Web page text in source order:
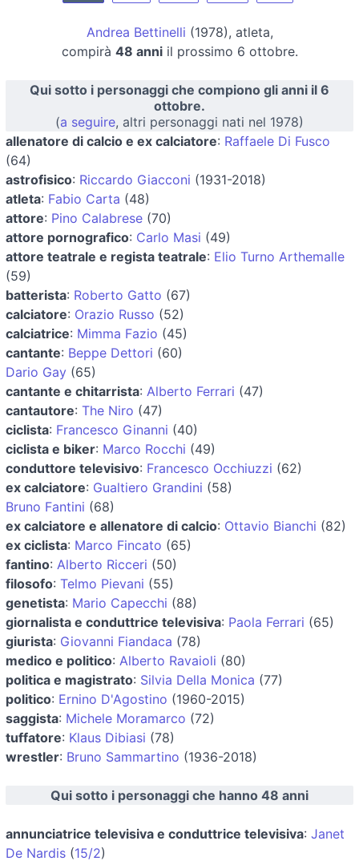
Andrea Bettinelli (1978), atleta,
compirà 48 anniil prossimo 6 ottobre.
Qui sotto i personaggi che compiono gli anni il 6
ottobre.
(a seguire, altri personaggi nati nel 1978)
allenatore di calcio e ex calciatore: Raffaele Di Fusco
(64)
astrofisico: Riccardo Giacconi (1931-2018)
atleta: Fabio Carta (48)
attore: Pino Calabrese (70)
attore pornografico: Carlo Masi (49)
attore teatrale e regista teatrale: Elio Turno Arthemalle
(59)
batterista: Roberto Gatto (67)
calciatore: Orazio Russo (52)
calciatrice: Mimma Fazio (45)
cantante: Beppe Dettori (60)
Dario Gay (65)
cantante e chitarrista: Alberto Ferrari (47)
cantautore: The Niro (47)
ciclista: Francesco Ginanni (40)
ciclista e biker: Marco Rocchi (49)
conduttore televisivo: Francesco Occhiuzzi (62)
ex calciatore: Gualtiero Grandini (58)
Bruno Fantini (68)
ex calciatore e allenatore di calcio: Ottavio Bianchi (82)
ex ciclista: Marco Fincato (65)
fantino: Alberto Ricceri (50)
filosofo: Telmo Pievani (55)
genetista: Mario Capecchi (88)
giornalista e conduttrice televisiva: Paola Ferrari (65)
giurista: Giovanni Fiandaca (78)
medico e politico: Alberto Ravaioli (80)
politica e magistrato: Silvia Della Monica (77)
politico: Ernino D'Agostino (1960-2015)
saggista: Michele Moramarco (72)
tuffatore: Klaus Dibiasi (78)
wrestler: Bruno Sammartino (1936-2018)
Qui sotto i personaggi che hanno 48 anni
annunciatrice televisiva e conduttrice televisiva: Janet
De Nardis (15/2)